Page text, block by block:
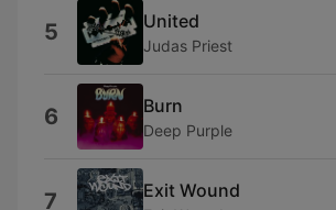
5 United
Judas Priest
6 Burn
Deep Purple
7 Exit Wound